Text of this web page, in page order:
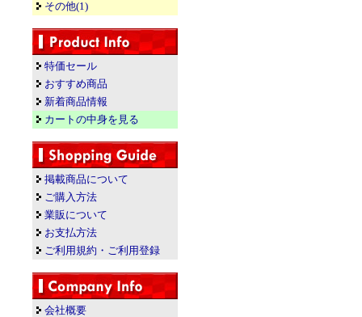
その他(1)
特価セール
おすすめ商品
新着商品情報
カートの中身を見る
掲載商品について
ご購入方法
業販について
お支払方法
ご利用規約・ご利用登録
会社概要